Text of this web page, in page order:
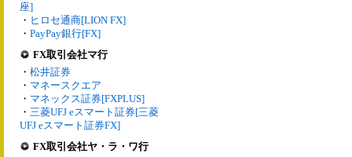
座]
・ ヒロセ通商[LION FX]
・ PayPay銀行[FX]
FX取引会社マ行
・ 松井証券
・ マネースクエア
・ マネックス証券[FXPLUS]
・ 三菱UFJ eスマート証券[三菱
UFJ eスマート証券FX]
FX取引会社ヤ・ラ・ワ行